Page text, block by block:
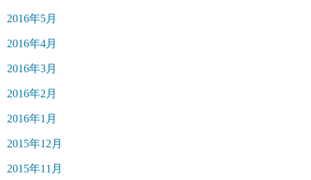
2016年5月
2016年4月
2016年3月
2016年2月
2016年1月
2015年12月
2015年11月